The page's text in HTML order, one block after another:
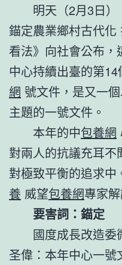
明天（2月3日
錨定農業鄉村古代
看法》向社會公布，
中心持續出臺的第14
網 號文件，是又一
主題的一號文件。
本年的中包養網
對兩人的抗議充耳
對極致平衡的追求中
養 威望包養網專家
要害詞：錨定
國度成長改造委
圣偉：本年中心一